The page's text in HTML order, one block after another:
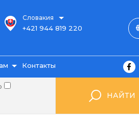
Словакия
+421 944 819 220
Контакты
НАЙТИ